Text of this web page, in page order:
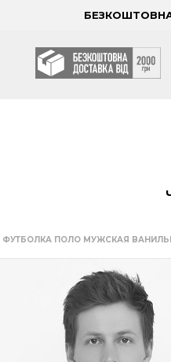
ФУТБОЛКА ПОЛО МУЖСКАЯ